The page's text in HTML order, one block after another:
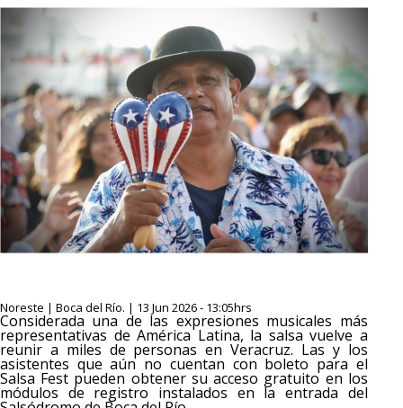
Noreste | Boca del Río. | 13 Jun 2026 - 13:05hrs
Considerada una de las expresiones musicales más
representativas de América Latina, la salsa vuelve a
reunir a miles de personas en Veracruz. Las y los
asistentes que aún no cuentan con boleto para el
Salsa Fest pueden obtener su acceso gratuito en los
módulos de registro instalados en la entrada del